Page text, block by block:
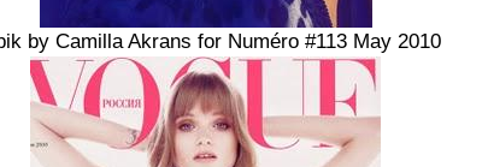
by Camilla Akrans for Numéro #113 May 2010